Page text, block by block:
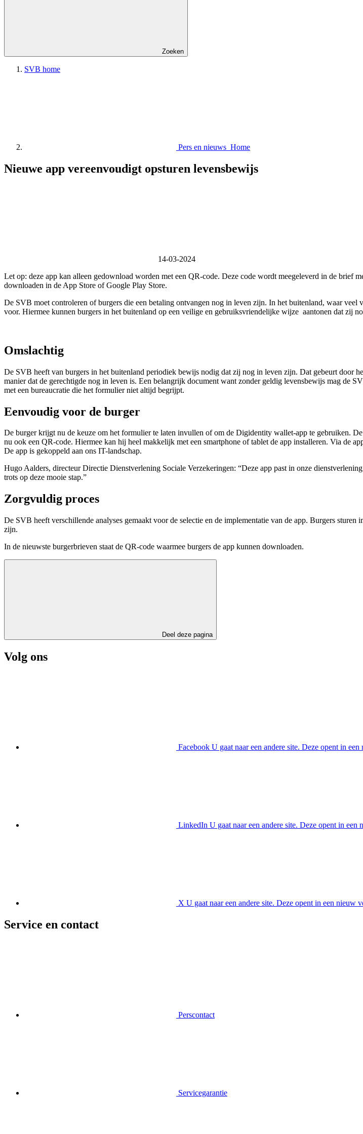
Zoeken
SVB home
Pers en nieuws Home
Nieuwe app vereenvoudigt opsturen levensbewijs
14-03-2024
Let op: deze app kan alleen gedownload worden met een QR-code. Deze code wordt meegeleverd in de brief
downloaden in de App Store of Google Play Store.
De SVB moet controleren of burgers die een betaling ontvangen nog in leven zijn. In het buitenland, waar
voor. Hiermee kunnen burgers in het buitenland op een veilige en gebruiksvriendelijke wijze aantonen dat zij
Omslachtig
De SVB heeft van burgers in het buitenland periodiek bewijs nodig dat zij nog in leven zijn. Dat gebeurt door
manier dat de gerechtigde nog in leven is. Een belangrijk document want zonder geldig levensbewijs mag de
met een bureaucratie die het formulier niet altijd begrijpt.
Eenvoudig voor de burger
De burger krijgt nu de keuze om het formulier te laten invullen of om de Digidentity wallet-app te gebruiken.
nu ook een QR-code. Hiermee kan hij heel makkelijk met een smartphone of tablet de app installeren. Via de
De app is gekoppeld aan ons IT-landschap.
Hugo Aalders, directeur Directie Dienstverlening Sociale Verzekeringen: “Deze app past in onze
trots op deze mooie stap.”
Zorgvuldig proces
De SVB heeft verschillende analyses gemaakt voor de selectie en de implementatie van de app. Burgers
zijn.
In de nieuwste burgerbrieven staat de QR-code waarmee burgers de app kunnen downloaden.
Deel deze pagina
Volg ons
Facebook U gaat naar een andere site. Deze opent in een
LinkedIn U gaat naar een andere site. Deze opent in een
X U gaat naar een andere site. Deze opent in een nieuw
Service en contact
Perscontact
Servicegarantie